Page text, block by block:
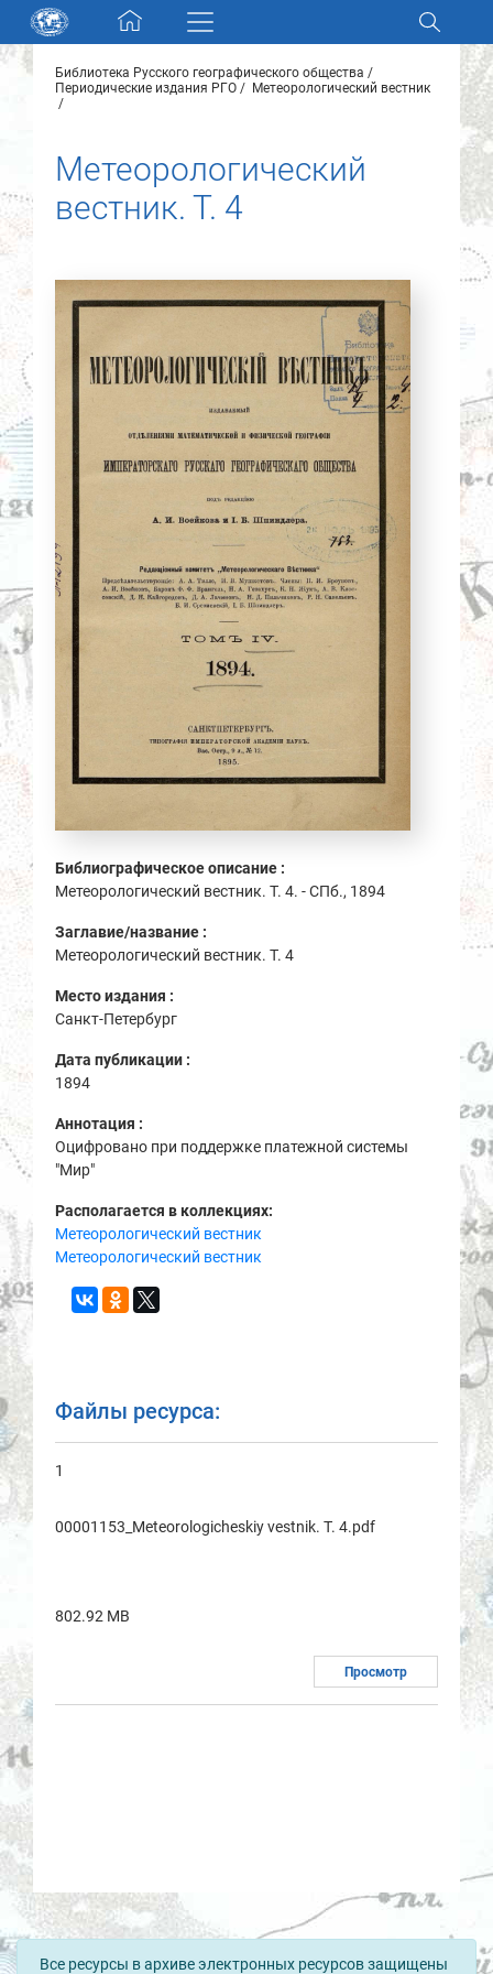
Skip navigation
Разделы и коллекции
Новости
О нас
Контакты
Партнеры
Библиотека Русского географического общества
Периодические издания РГО
Метеорологический вестник
Метеорологический
вестник. Т. 4
Библиографическое описание :
Метеорологический вестник. Т. 4. - СПб., 1894
Заглавие/название :
Метеорологический вестник. Т. 4
Место издания :
Санкт-Петербург
Дата публикации :
1894
Аннотация :
Оцифровано при поддержке платежной системы
"Мир"
Располагается в коллекциях:
Метеорологический вестник
Метеорологический вестник
Файлы ресурса:
1
00001153_Meteorologicheskiy vestnik. T. 4.pdf
802.92 MB
Просмотр
Все ресурсы в архиве электронных ресурсов защищены